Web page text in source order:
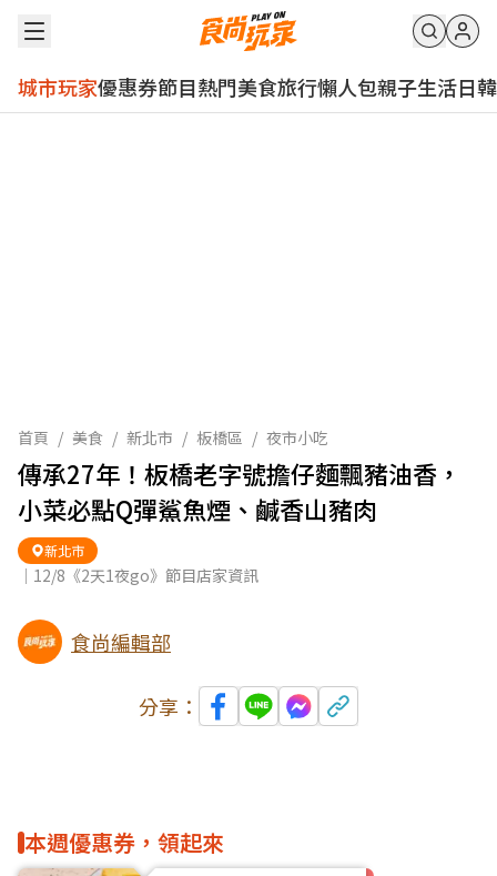
城市玩家優惠券節目熱門美食旅行懶人包親子生活日韓
首頁 / 美食 / 新北市 / 板橋區 / 夜市小吃
傳承27年！板橋老字號擔仔麵飄豬油香，
小菜必點Q彈鯊魚煙、鹹香山豬肉
新北市
｜12/8《2天1夜go》節目店家資訊
食尚編輯部
分享：
本週優惠券，領起來